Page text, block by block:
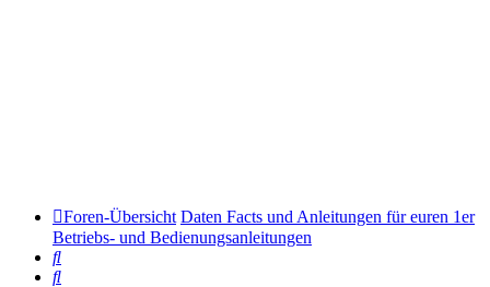
Foren-Übersicht Daten Facts und Anleitungen für euren 1er
Betriebs- und Bedienungsanleitungen
Suche
Suche